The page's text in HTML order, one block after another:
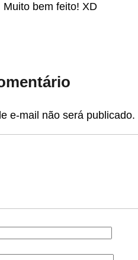
Muito bem feito! XD
e-mail não será publicado.